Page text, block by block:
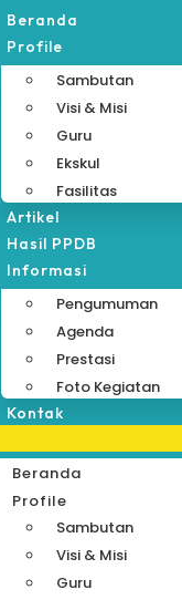
Beranda
Profile
Sambutan
Visi & Misi
Guru
Ekskul
Fasilitas
Artikel
Hasil PPDB
Informasi
Pengumuman
Agenda
Prestasi
Foto Kegiatan
Kontak
Beranda
Profile
Sambutan
Visi & Misi
Guru